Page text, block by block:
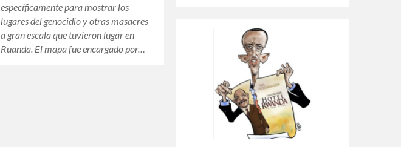
específicamente para mostrar los
lugares del genocidio y otras masacres
a gran escala que tuvieron lugar en
Ruanda. El mapa fue encargado por…